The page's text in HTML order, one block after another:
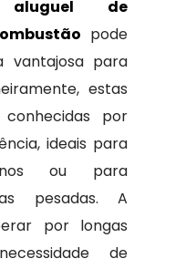
aluguel de
pode
vantajosa para
estas
por
ideais para
ou para
pesadas. A
por longas
de